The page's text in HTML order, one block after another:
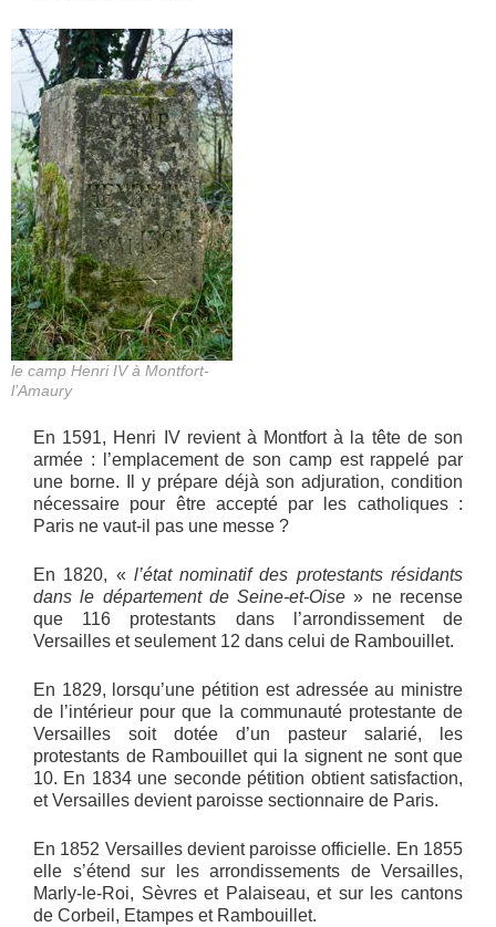
le camp Henri IV à Montfort-
l’Amaury
En 1591, Henri IV revient à Montfort à la tête de son
armée : l’emplacement de son camp est rappelé par
une borne. Il y prépare déjà son adjuration, condition
nécessaire pour être accepté par les catholiques :
Paris ne vaut-il pas une messe ?
En 1820, « l’état nominatif des protestants résidants
dans le département de Seine-et-Oise» ne recense
que 116 protestants dans l’arrondissement de
Versailles et seulement 12 dans celui de Rambouillet.
En 1829, lorsqu’une pétition est adressée au ministre
de l’intérieur pour que la communauté protestante de
Versailles soit dotée d’un pasteur salarié, les
protestants de Rambouillet qui la signent ne sont que
10. En 1834 une seconde pétition obtient satisfaction,
et Versailles devient paroisse sectionnaire de Paris.
En 1852 Versailles devient paroisse officielle. En 1855
elle s’étend sur les arrondissements de Versailles,
Marly-le-Roi, Sèvres et Palaiseau, et sur les cantons
de Corbeil, Etampes et Rambouillet.